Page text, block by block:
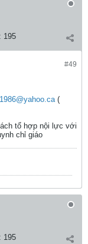
195
#49
(
tổ hợp nội lực với
chỉ giáo
195